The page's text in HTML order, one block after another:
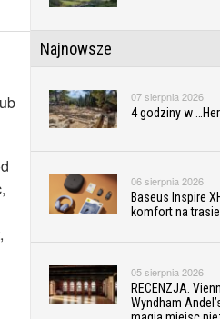
Najnowsze
07 sierpnia 2026
4 godziny w
06 sierpnia 2026
Baseus Inspire
komfort na trasie
05 sierpnia 2026
RECENZJA.
Wyndham